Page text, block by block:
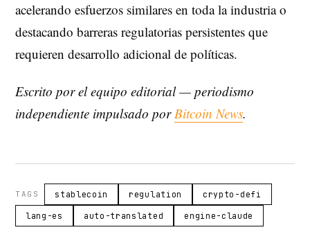
acelerando esfuerzos similares en toda la industria o
destacando barreras regulatorias persistentes que
requieren desarrollo adicional de políticas.
Escrito por el equipo editorial — periodismo
independiente impulsado porBitcoin News.
TAGS stablecoin regulation crypto-defi
lang-es auto-translated engine-claude